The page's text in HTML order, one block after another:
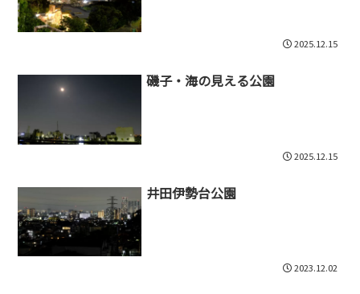
2025.12.15
磯子・海の見える公園
2025.12.15
井田伊勢台公園
2023.12.02